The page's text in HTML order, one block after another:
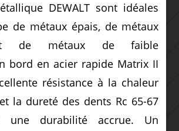
DEWALT sont idéales
de métaux épais, de métaux
de métaux de faible
bord en acier rapide Matrix II
résistance à la chaleur
la dureté des dents Rc 65-67
une durabilité accrue. Un